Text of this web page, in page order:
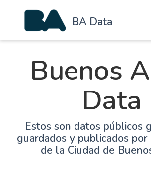
BA Data
Buenos
Data
Estos son datos públicos
guardados y publicados
de la Ciudad de